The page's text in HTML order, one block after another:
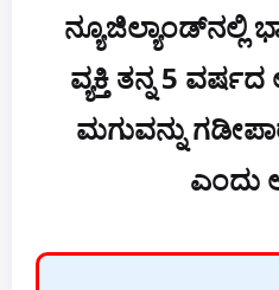
ವ್ಯಕ್ತಿ ತನ್ನ 5
ಮಗುವನ್ನು
ಎಂದು